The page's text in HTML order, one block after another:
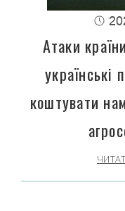
Атаки
українські
коштувати